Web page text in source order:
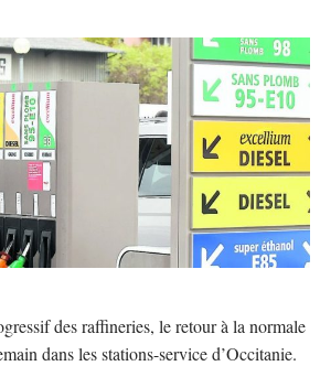
des raffineries, le retour à la normale
dans les stations-service d’Occitanie.